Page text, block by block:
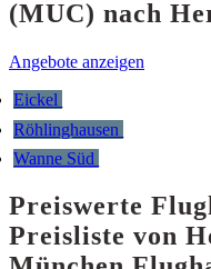
(MUC) nach
Angebote anzeigen
Eickel
Röhlinghausen
Wanne Süd
Preiswerte
Preisliste von